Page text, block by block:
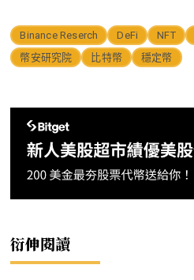
Binance Reserch DeFi NFT
幣安研究院
比特幣 穩定幣
衍伸閱讀